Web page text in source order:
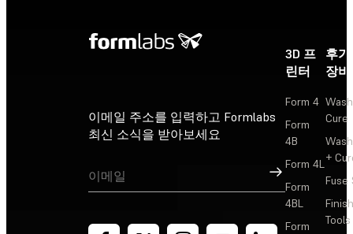
이메일 주소를 입력하고 Formlabs
최신 소식을 받아보세요
가입
3D 프
린터
Form 4
Form
4B
Form 4L
Form
4BL
Form
후
장비
Cure
+
Fuse
Tools